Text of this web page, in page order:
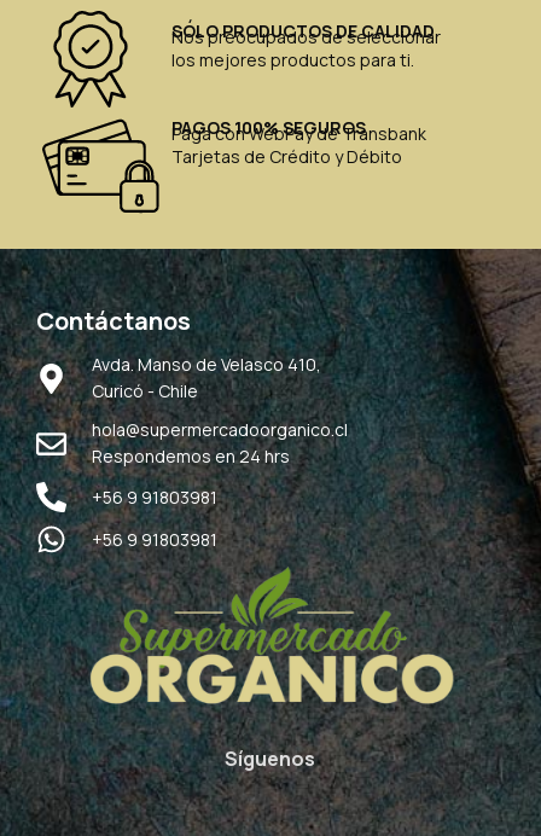
SÓLO PRODUCTOS DE CALIDAD
Nos preocupados de seleccionar
los mejores productos para ti.
PAGOS 100% SEGUROS
Paga con WebPay de Transbank
Tarjetas de Crédito y Débito
Contáctanos
Avda. Manso de Velasco 410,
Curicó - Chile
hola@supermercadoorganico.cl
Respondemos en 24 hrs
+56 9 91803981
+56 9 91803981
Síguenos